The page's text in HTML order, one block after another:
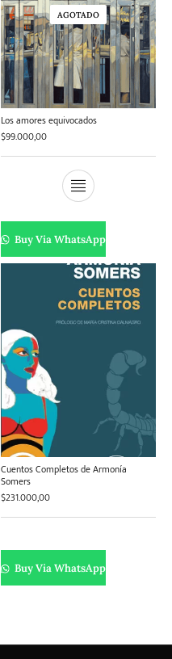
AGOTADO
Los amores equivocados
$99.000,00
Buy Via WhatsApp
Cuentos Completos de Armonía
Somers
$231.000,00
Buy Via WhatsApp